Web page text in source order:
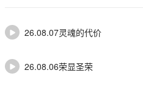
26.08.07灵魂的代价
26.08.06荣显圣荣